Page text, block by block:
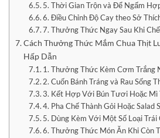
5. Thời Gian Trộn và Để Ngấm
6. Điều Chỉnh Độ Cay theo Sở
7. Thưởng Thức Ngay Sau Khi
Cách Thưởng Thức Mắm Chua Thịt
Hấp Dẫn
1. Thưởng Thức Kèm Cơm Trắng
2. Cuốn Bánh Tráng và Rau Sống
3. Kết Hợp Với Bún Tươi Hoặc Mì
4. Pha Chế Thành Gỏi Hoặc Salad
5. Dùng Kèm Với Một Số Loại
6. Thưởng Thức Món Ăn Khi Còn